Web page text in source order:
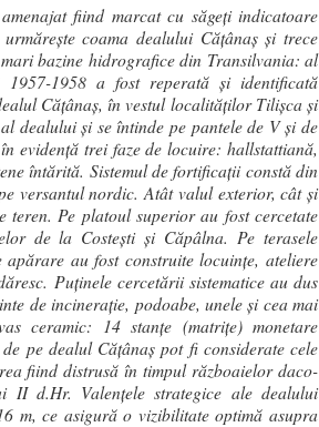
fiind marcat cu săgeți indicatoare
coama dealului Cățânaș și trece
bazine hidrografice din Transilvania: al
1958 a fost reperată și identificată
Cățânaș, în vestul localităților Tilișca și
dealului și se întinde pe pantele de V și de
evidență trei faze de locuire: hallstattiană,
întărită. Sistemul de fortificații constă din
versantul nordic. Atât valul exterior, cât și
Pe platoul superior au fost cercetate
de la Costești și Căpâlna. Pe terasele
au fost construite locuințe, ateliere
Puținele cercetării sistematice au dus
de incinerație, podoabe, unele și cea mai
ceramic: 14 stanțe (matrițe) monetare
pe dealul Cățânaș pot fi considerate cele
fiind distrusă în timpul războaielor daco-
II d.Hr. Valențele strategice ale dealului
m, ce asigură o vizibilitate optimă asupra